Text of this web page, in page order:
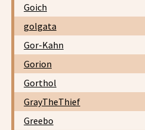
Goich
golgata
Gor-Kahn
Gorion
Gorthol
GrayTheThief
Greebo